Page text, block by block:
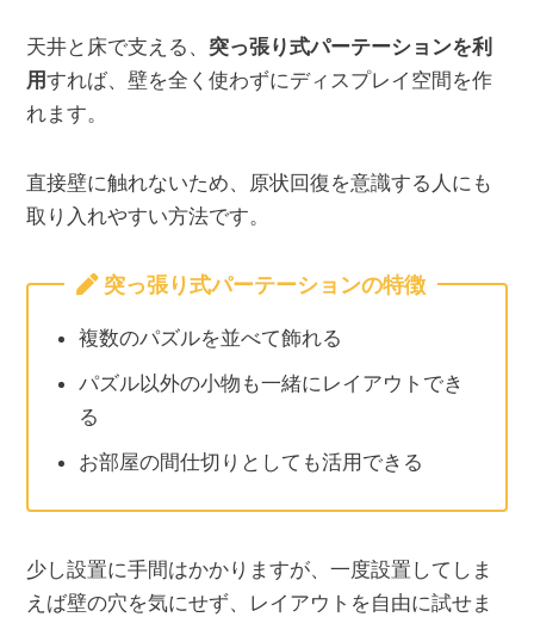
天井と床で支える、 突っ張り式パーテーションを利
用すれば、壁を全く使わずにディスプレイ空間を作
れます。
直接壁に触れないため、原状回復を意識する人にも
取り入れやすい方法です。
突っ張り式パーテーションの特徴
複数のパズルを並べて飾れる
パズル以外の小物も一緒にレイアウトでき
る
お部屋の間仕切りとしても活用できる
少し設置に手間はかかりますが、一度設置してしま
えば壁の穴を気にせず、レイアウトを自由に試せま